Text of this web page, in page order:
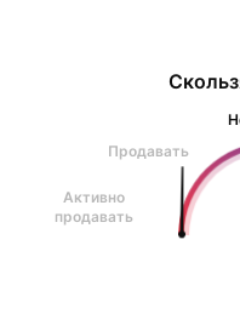
Продавать
Активно
продавать